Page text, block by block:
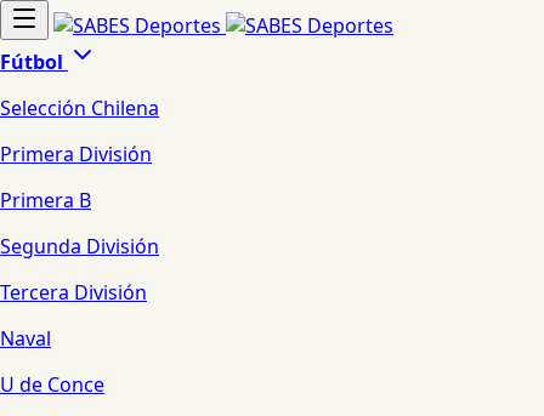
Fútbol
Selección Chilena
Primera División
Primera B
Segunda División
Tercera División
Naval
U de Conce